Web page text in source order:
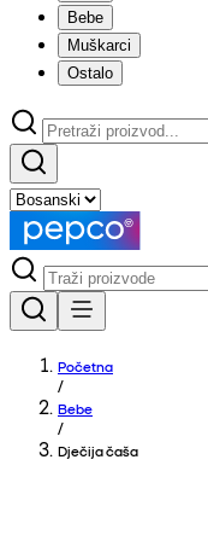
Bebe
Muškarci
Ostalo
Početna
/
Bebe
/
Dječija čaša